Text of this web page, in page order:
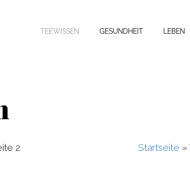
TEEWISSEN GESUNDHEIT LEBEN
2 Startseite »